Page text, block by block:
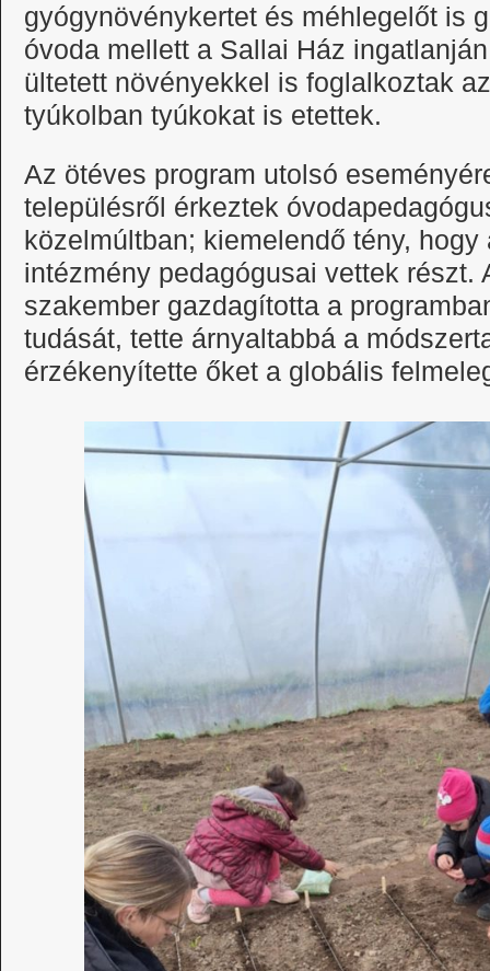
gyógynövénykertet és méhlegelőt is
óvoda mellett a Sallai Ház
ültetett növényekkel is foglalkoztak
tyúkolban tyúkokat is etettek.
Az ötéves program utolsó
településről érkeztek
közelmúltban; kiemelendő tény,
intézmény pedagógusai vettek részt.
szakember gazdagította a
tudását, tette árnyaltabbá a
érzékenyítette őket a globális